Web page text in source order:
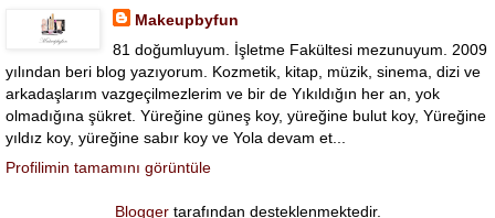
Makeupbyfun
81 doğumluyum. İşletme Fakültesi mezunuyum. 2009
yılından beri blog yazıyorum. Kozmetik, kitap, müzik, sinema, dizi ve
arkadaşlarım vazgeçilmezlerim ve bir de Yıkıldığın her an, yok
olmadığına şükret. Yüreğine güneş koy, yüreğine bulut koy, Yüreğine
yıldız koy, yüreğine sabır koy ve Yola devam et...
Profilimin tamamını görüntüle
Bloggertarafından desteklenmektedir.